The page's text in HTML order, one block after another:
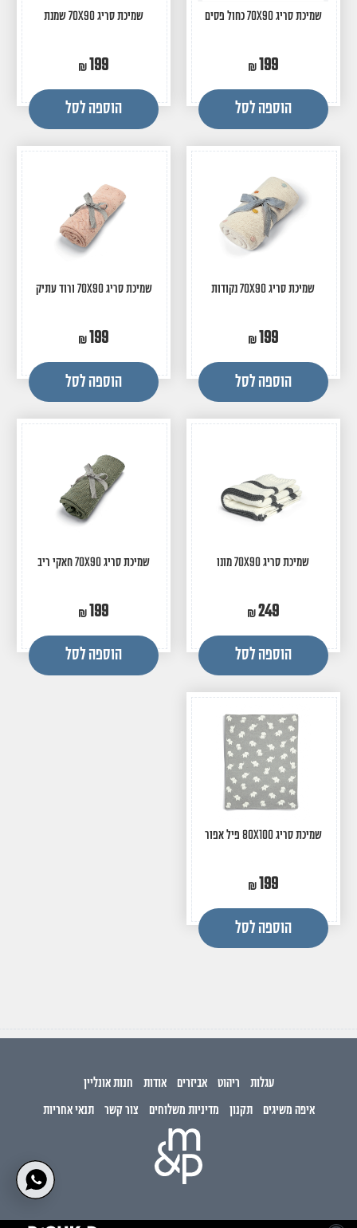
שמיכת סריג 70X90 כחול פסים
199
הוספה לסל
שמיכת סריג 70X90 שמנת
199
הוספה לסל
שמיכת סריג 70X90 נקודות
199
הוספה לסל
שמיכת סריג 70X90 ורוד עתיק
199
הוספה לסל
שמיכת סריג 70X90 מונו
249
הוספה לסל
שמיכת סריג 70X90 חאקי ריב
199
הוספה לסל
שמיכת סריג 80X100 פיל אפור
199
הוספה לסל
עגלות ריהוט אביזרים אודות חנות אונליין
איפה משיגים תקנון מדיניות משלוחים צור קשר תנאי אחריות